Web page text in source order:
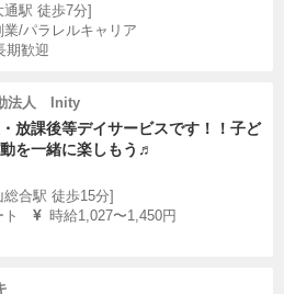
駅 徒歩7分]
/パラレルキャリア
期歓迎
法人 Inity
放課後等デイサービスです！！子ど
を一緒に楽しもう♬
合駅 徒歩15分]
時給1,027〜1,450円